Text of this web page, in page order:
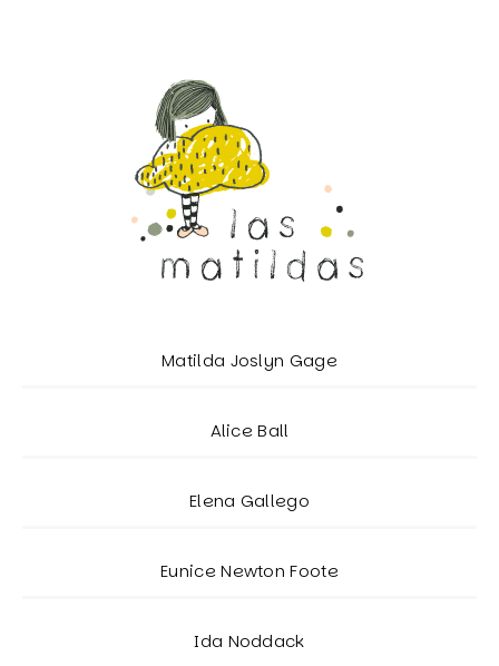
Matilda Joslyn Gage
Alice Ball
Elena Gallego
Eunice Newton Foote
Ida Noddack